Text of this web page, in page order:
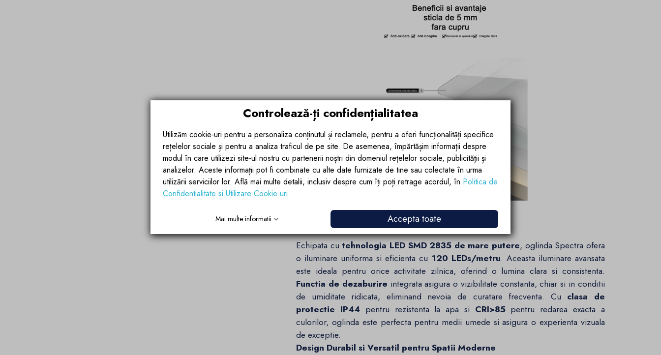
Tehnologie Avansata pentru O Iluminare Perfecta
Echipata cutehnologia LED SMD 2835 de mare putere, oglinda Spectra ofera
o iluminare uniforma si eficienta cu 120 LEDs/metru. Aceasta iluminare avansata
este ideala pentru orice activitate zilnica, oferind o lumina clara si consistenta.
Functia de dezaburire integrata asigura o vizibilitate constanta, chiar si in conditii
de umiditate ridicata, eliminand nevoia de curatare frecventa. Cu clasa de
protectie IP44pentru rezistenta la apa si CRI>85pentru redarea exacta a
culorilor, oglinda este perfecta pentru medii umede si asigura o experienta vizuala
de exceptie.
Design Durabil si Versatil pentru Spatii Moderne
Controlează-ți confidențialitatea
Utilizăm cookie-uri pentru a personaliza conținutul și reclamele, pentru a oferi funcționalități specifice
rețelelor sociale și pentru a analiza traficul de pe site. De asemenea, împărtășim informații despre
modul în care utilizezi site-ul nostru cu partenerii noștri din domeniul rețelelor sociale, publicității și
analizelor. Aceste informații pot fi combinate cu alte date furnizate de tine sau colectate în urma
utilizării serviciilor lor. Află mai multe detalii, inclusiv despre cum îți poți retrage acordul, în Politica de
Confidentialitate si Utilizare Cookie-uri.
Mai multe informatii Accepta toate